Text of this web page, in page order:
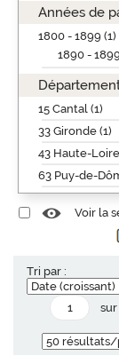
Années de
1800 - 1899 (1)
1890 -
15 Cantal (1)
33 Gironde (1)
43 Haute-Loire
63 Puy-de-
Voir la
Tri par :
sur